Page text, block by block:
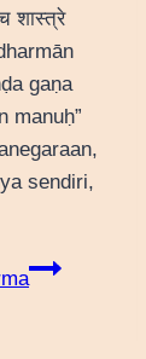
शास्त्रे
gaṇa
manuḥ”
sendiri,